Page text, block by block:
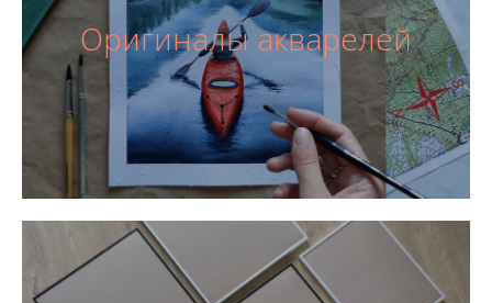
Оригиналы акварелей